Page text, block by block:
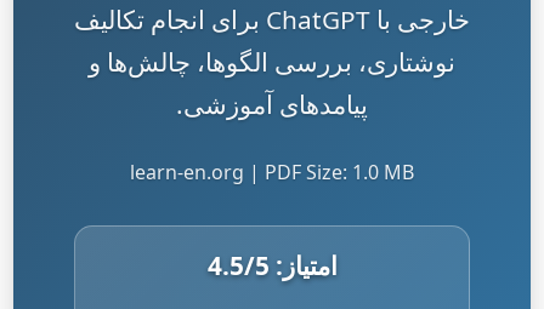
خارجی با ChatGPT برای انجام تکالیف
نوشتاری، بررسی الگوها، چالش‌ها و
پیامدهای آموزشی.
learn-en.org | PDF Size: 1.0 MB
امتیاز: 4.5/5